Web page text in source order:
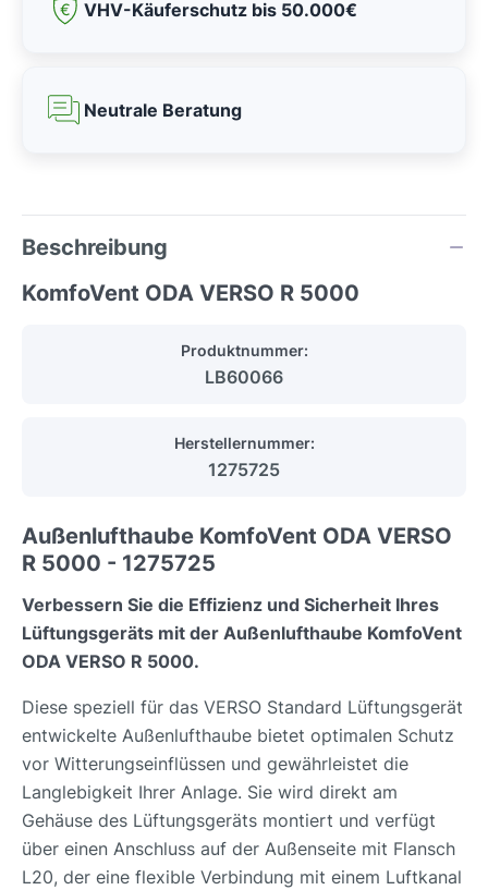
VHV-Käuferschutz bis 50.000€
Neutrale Beratung
Beschreibung
KomfoVent ODA VERSO R 5000
Produktnummer:
LB60066
Herstellernummer:
1275725
Außenlufthaube KomfoVent ODA VERSO
R 5000 - 1275725
Verbessern Sie die Effizienz und Sicherheit Ihres
Lüftungsgeräts mit der Außenlufthaube KomfoVent
ODA VERSO R 5000.
Diese speziell für das VERSO Standard Lüftungsgerät
entwickelte Außenlufthaube bietet optimalen Schutz
vor Witterungseinflüssen und gewährleistet die
Langlebigkeit Ihrer Anlage. Sie wird direkt am
Gehäuse des Lüftungsgeräts montiert und verfügt
über einen Anschluss auf der Außenseite mit Flansch
L20, der eine flexible Verbindung mit einem Luftkanal